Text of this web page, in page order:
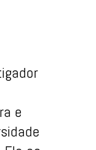
e